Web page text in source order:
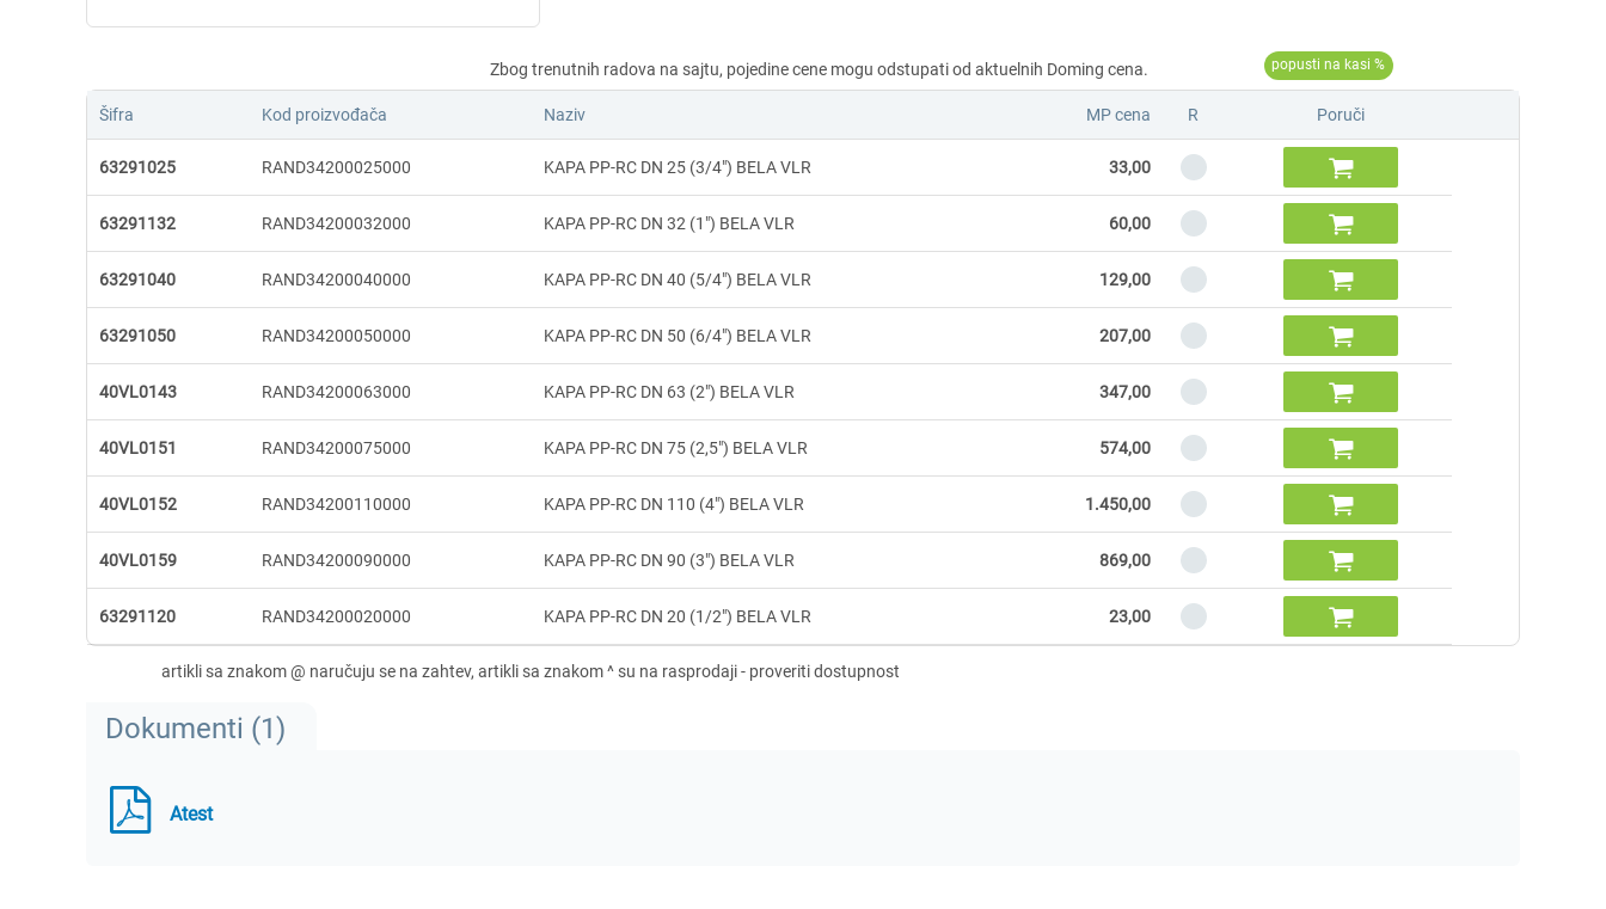
Šifra Kod proizvođača Naziv MP cena R Poruči
63291025 RAND34200025000 KAPA PP-RC DN 25 (3/4") BELA VLR 33,00 
63291132 RAND34200032000 KAPA PP-RC DN 32 (1") BELA VLR 60,00 
63291040 RAND34200040000 KAPA PP-RC DN 40 (5/4") BELA VLR 129,00 
63291050 RAND34200050000 KAPA PP-RC DN 50 (6/4") BELA VLR 207,00 
40VL0143 RAND34200063000 KAPA PP-RC DN 63 (2") BELA VLR 347,00 
40VL0151 RAND34200075000 KAPA PP-RC DN 75 (2,5") BELA VLR 574,00 
40VL0152 RAND34200110000 KAPA PP-RC DN 110 (4") BELA VLR 1.450,00 
40VL0159 RAND34200090000 KAPA PP-RC DN 90 (3") BELA VLR 869,00 
63291120 RAND34200020000 KAPA PP-RC DN 20 (1/2") BELA VLR 23,00 
Dokumenti (1)
Atest